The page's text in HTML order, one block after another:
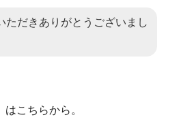
ただきありがとうございまし
はこちらから。